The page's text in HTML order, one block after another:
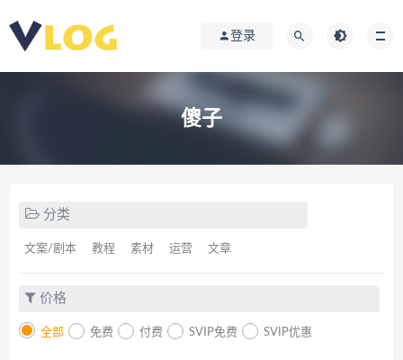
登录
傻子
分类
文案/剧本 教程 素材 运营 文章
价格
全部 免费 付费 SVIP免费 SVIP优惠